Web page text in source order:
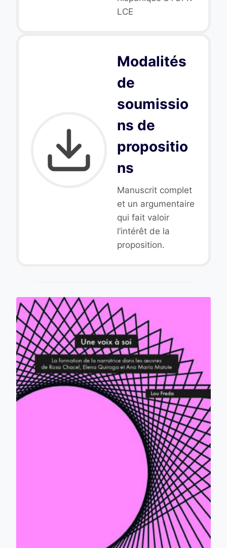
LCE
Modalités
de
soumissio
ns de
propositio
ns
Manuscrit complet
et un argumentaire
qui fait valoir
l’intérêt de la
proposition.